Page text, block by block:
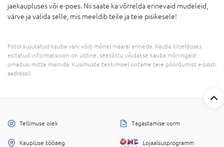
jaekaupluses või e-poes. Nii saate ka võrrelda erinevaid mudeleid,
värve ja valida selle, mis meeldib teile ja teie pisikesele!
Fotol kujutatud kauba värv võib mõnel määral erineda. Kauba kirjelduses
esitatud informatsioon on üldine, seetõttu võidakse kauba mõningaid
omadusi mitte mainida. Küsimuste tekkimisel ootame teie pöördumist e-posti
aadressil
Tellimuse olek Tagastamise vorm
Kaupluse tööaeg Lojaalsusprogramm